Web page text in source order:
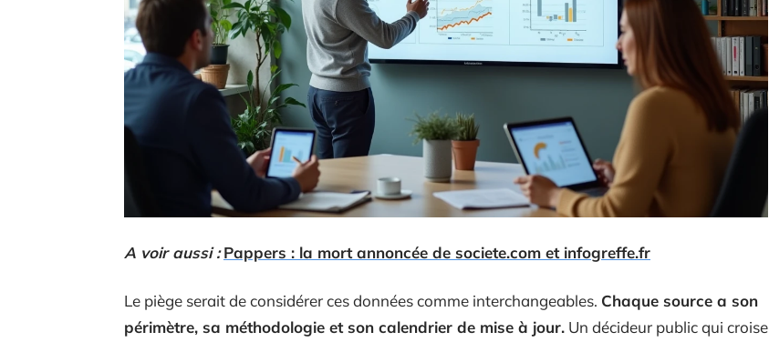
A voir aussi : Pappers : la mort annoncée de societe.com et infogreffe.fr
Le piège serait de considérer ces données comme interchangeables. Chaque source a son
périmètre, sa méthodologie et son calendrier de mise à jour. Un décideur public qui croise